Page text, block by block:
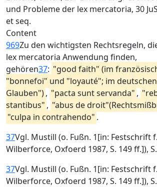
und Probleme der lex mercatoria, 30
et seq.
Content
969Zu den wichtigsten Rechtsregeln,
lex mercatoria Anwendung finden,
gehören37: "good faith" (im
"bonnefoi" und "loyauté"; im
Glauben"), "pacta sunt servanda" ,
stantibus" , "abus de
"culpa in contrahendo" .
37Vgl. Mustill (o. Fußn. 1[in: Festschrift
Wilberforce, Oxfoerd 1987, S. 149 ff.]),
37Vgl. Mustill (o. Fußn. 1[in: Festschrift
Wilberforce, Oxfoerd 1987, S. 149 ff.]),